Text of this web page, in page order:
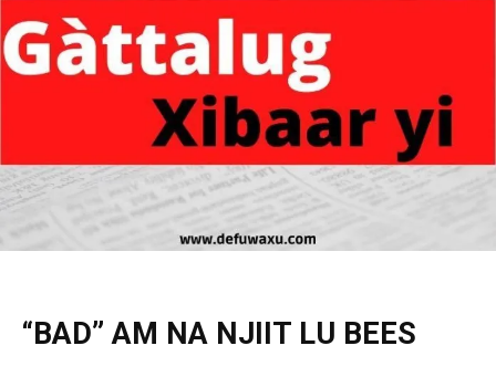
“BAD” AM NA NJIIT LU BEES